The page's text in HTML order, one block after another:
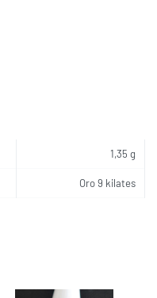
1,35 g
Oro 9 kilates